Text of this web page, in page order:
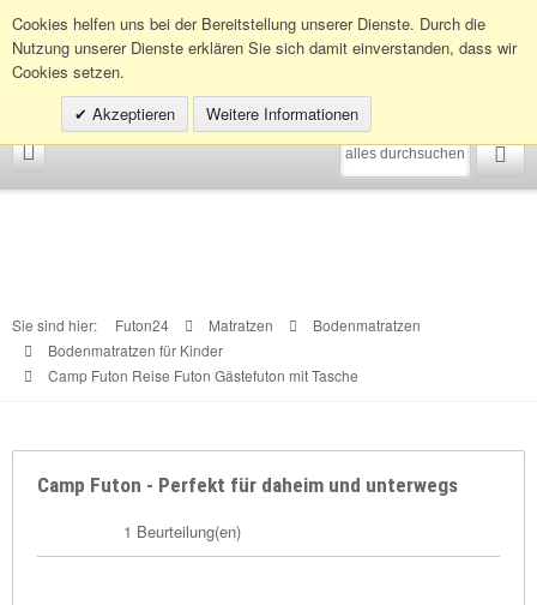
Cookies helfen uns bei der Bereitstellung unserer Dienste. Durch die
Nutzung unserer Dienste erklären Sie sich damit einverstanden, dass wir
Cookies setzen.
Akzeptieren
Weitere Informationen
Infohotline:0049 (0)30 398202080
Sie sind hier: Futon24 Matratzen
Bodenmatratzen
Bodenmatratzen für Kinder
Camp Futon Reise Futon Gästefuton mit Tasche
Camp Futon - Perfekt für daheim und unterwegs
1 Beurteilung(en)